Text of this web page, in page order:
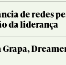
de redes
da liderança
Grapa,